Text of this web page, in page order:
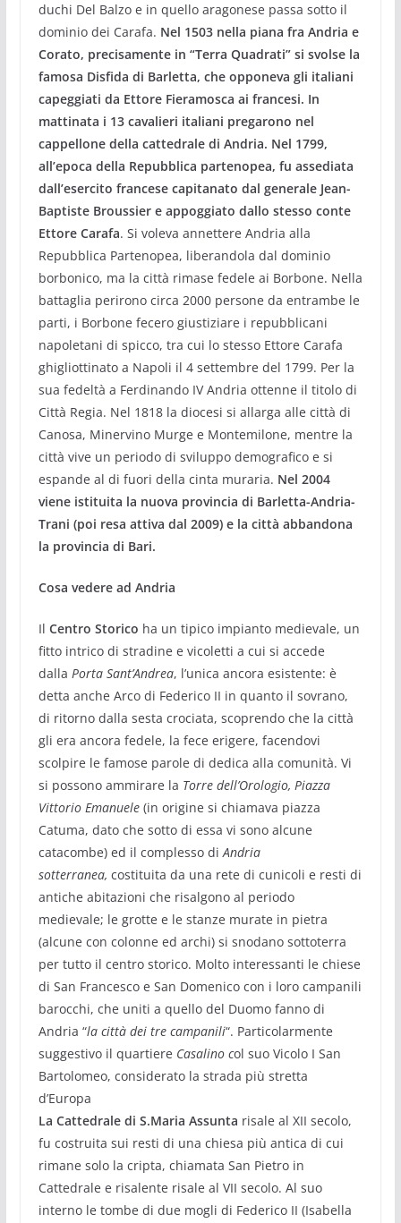
duchi Del Balzo e in quello aragonese passa sotto il
dominio dei Carafa. Nel 1503 nella piana fra Andria e
Corato, precisamente in “Terra Quadrati” si svolse la
famosa Disfida di Barletta, che opponeva gli italiani
capeggiati da Ettore Fieramosca ai francesi. In
mattinata i 13 cavalieri italiani pregarono nel
cappellone della cattedrale di Andria. Nel 1799,
all’epoca della Repubblica partenopea, fu assediata
dall’esercito francese capitanato dal generale Jean-
Baptiste Broussier e appoggiato dallo stesso conte
Ettore Carafa. Si voleva annettere Andria alla
Repubblica Partenopea, liberandola dal dominio
borbonico, ma la città rimase fedele ai Borbone. Nella
battaglia perirono circa 2000 persone da entrambe le
parti, i Borbone fecero giustiziare i repubblicani
napoletani di spicco, tra cui lo stesso Ettore Carafa
ghigliottinato a Napoli il 4 settembre del 1799. Per la
sua fedeltà a Ferdinando IV Andria ottenne il titolo di
Città Regia. Nel 1818 la diocesi si allarga alle città di
Canosa, Minervino Murge e Montemilone, mentre la
città vive un periodo di sviluppo demografico e si
espande al di fuori della cinta muraria. Nel 2004
viene istituita la nuova provincia di Barletta-Andria-
Trani (poi resa attiva dal 2009) e la città abbandona
la provincia di Bari.
Cosa vedere ad Andria
Il Centro Storico ha un tipico impianto medievale, un
fitto intrico di stradine e vicoletti a cui si accede
dalla Porta Sant’Andrea, l’unica ancora esistente: è
detta anche Arco di Federico II in quanto il sovrano,
di ritorno dalla sesta crociata, scoprendo che la città
gli era ancora fedele, la fece erigere, facendovi
scolpire le famose parole di dedica alla comunità. Vi
si possono ammirare la Torre dell’Orologio, Piazza
Vittorio Emanuele(in origine si chiamava piazza
Catuma, dato che sotto di essa vi sono alcune
catacombe) ed il complesso diAndria
sotterranea, costituita da una rete di cunicoli e resti di
antiche abitazioni che risalgono al periodo
medievale; le grotte e le stanze murate in pietra
(alcune con colonne ed archi) si snodano sottoterra
per tutto il centro storico. Molto interessanti le chiese
di San Francesco e San Domenico con i loro campanili
barocchi, che uniti a quello del Duomo fanno di
Andria “la città dei tre campanili“. Particolarmente
suggestivo il quartiere Casalino col suo Vicolo I San
Bartolomeo, considerato la strada più stretta
d’Europa
La Cattedrale di S.Maria Assunta risale al XII secolo,
fu costruita sui resti di una chiesa più antica di cui
rimane solo la cripta, chiamata San Pietro in
Cattedrale e risalente risale al VII secolo. Al suo
interno le tombe di due mogli di Federico II (Isabella